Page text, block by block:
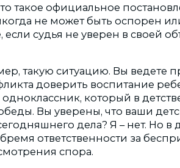
такое официальное
не может быть оспорен
если судья не уверен в своей
такую ситуацию. Вы ведете
доверить воспитание
который в
Вы уверены, что ваши
дела? Я – нет. Но в
ответственности за
спора.